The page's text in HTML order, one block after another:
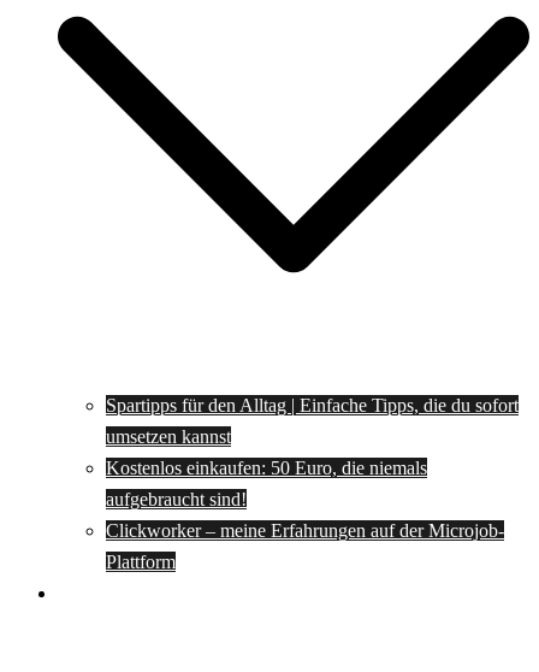
Spartipps für den Alltag | Einfache Tipps, die du sofort
umsetzen kannst
Kostenlos einkaufen: 50 Euro, die niemals
aufgebraucht sind!
Clickworker – meine Erfahrungen auf der Microjob-
Plattform